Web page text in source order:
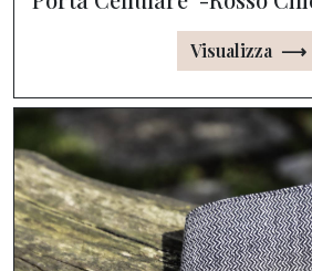
Visualizza ⟶